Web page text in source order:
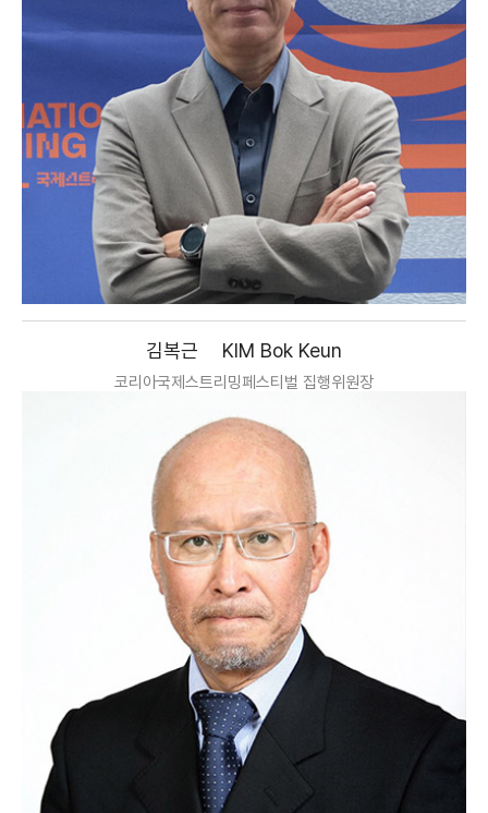
김복근 KIM Bok Keun
코리아국제스트리밍페스티벌 집행위원장